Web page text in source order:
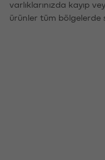
varlıklarınızda kayıp
ürünler tüm bölgelerde